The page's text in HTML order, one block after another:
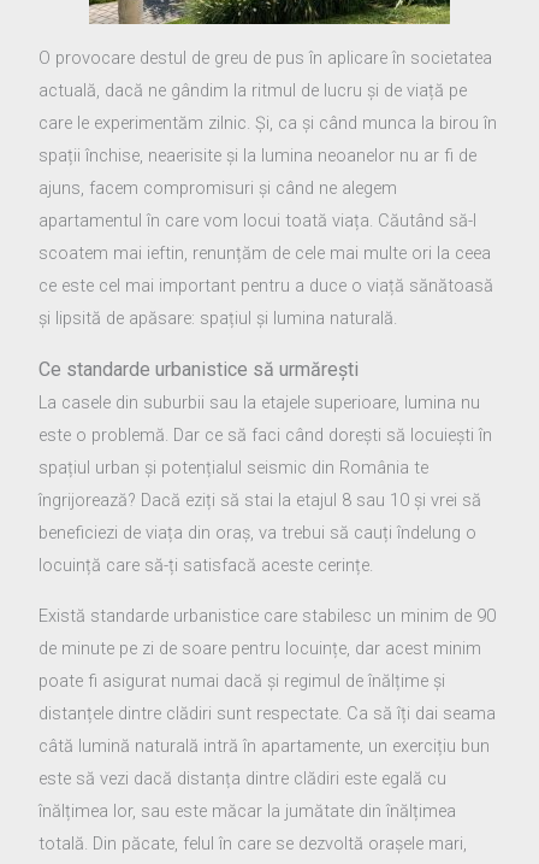
O provocare destul de greu de pus în aplicare în societatea
actuală, dacă ne gândim la ritmul de lucru și de viață pe
care le experimentăm zilnic. Și, ca și când munca la birou în
spații închise, neaerisite și la lumina neoanelor nu ar fi de
ajuns, facem compromisuri și când ne alegem
apartamentul în care vom locui toată viața. Căutând să-l
scoatem mai ieftin, renunțăm de cele mai multe ori la ceea
ce este cel mai important pentru a duce o viață sănătoasă
și lipsită de apăsare: spațiul și lumina naturală.
Ce standarde urbanistice să urmărești
La casele din suburbii sau la etajele superioare, lumina nu
este o problemă. Dar ce să faci când dorești să locuiești în
spațiul urban și potențialul seismic din România te
îngrijorează? Dacă eziți să stai la etajul 8 sau 10 și vrei să
beneficiezi de viața din oraș, va trebui să cauți îndelung o
locuință care să-ți satisfacă aceste cerințe.
Există standarde urbanistice care stabilesc un minim de 90
de minute pe zi de soare pentru locuințe, dar acest minim
poate fi asigurat numai dacă și regimul de înălțime și
distanțele dintre clădiri sunt respectate. Ca să îți dai seama
câtă lumină naturală intră în apartamente, un exercițiu bun
este să vezi dacă distanța dintre clădiri este egală cu
înălțimea lor, sau este măcar la jumătate din înălțimea
totală. Din păcate, felul în care se dezvoltă orașele mari,